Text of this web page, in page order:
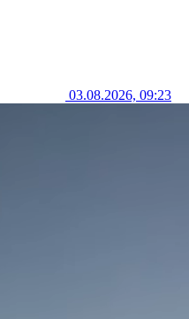
03.08.2026, 09:23